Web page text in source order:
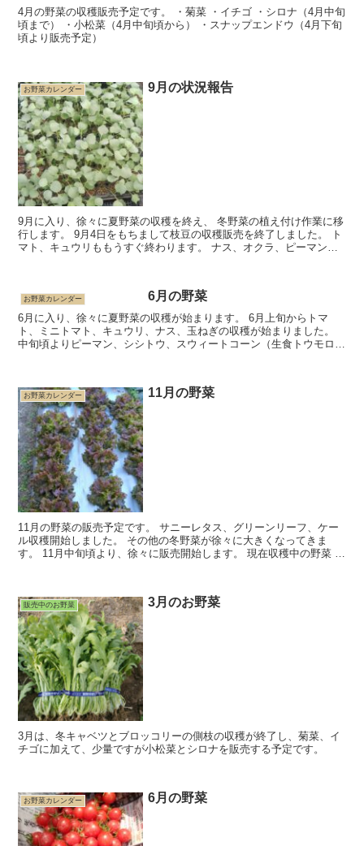
4月の野菜の収穫販売予定です。 ・菊菜 ・イチゴ ・シロナ（4月中旬
頃まで） ・小松菜（4月中旬頃から） ・スナップエンドウ（4月下旬
頃より販売予定）
お野菜カレンダー 9月の状況報告
9月に入り、徐々に夏野菜の収穫を終え、 冬野菜の植え付け作業に移
行します。 9月4日をもちまして枝豆の収穫販売を終了しました。 ト
マト、キュウリももうすぐ終わります。 ナス、オクラ、ピーマン類
お野菜カレンダー 6月の野菜
6月に入り、徐々に夏野菜の収穫が始まります。 6月上旬からトマ
ト、ミニトマト、キュウリ、ナス、玉ねぎの収穫が始まりました。
中旬頃よりピーマン、シシトウ、スウィートコーン（生食トウモロコ
お野菜カレンダー 11月の野菜
11月の野菜の販売予定です。 サニーレタス、グリーンリーフ、ケー
ル収穫開始しました。 その他の冬野菜が徐々に大きくなってきま
す。 11月中旬頃より、徐々に販売開始します。 現在収穫中の野菜 ・
販売中のお野菜 3月のお野菜
3月は、冬キャベツとブロッコリーの側枝の収穫が終了し、菊菜、イ
チゴに加えて、少量ですが小松菜とシロナを販売する予定です。
お野菜カレンダー 6月の野菜